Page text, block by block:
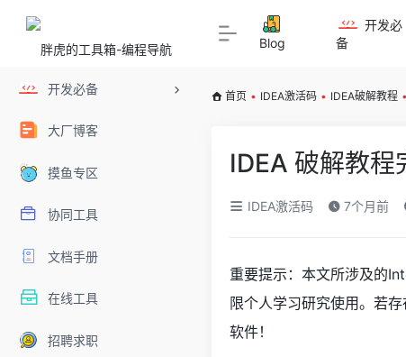
开发必备
大厂博客
摸鱼专区
协同工具
文档手册
在线工具
招聘求职
Blog
开发必
备
首页 • IDEA激活码 • IDEA破解教程 •
IDEA 破解教程
IDEA激活码 7个月前
重要提示：本文所涉及的
限个人学习研究使用。若
软件！